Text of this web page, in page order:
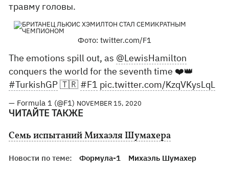
травму головы.
Фото: twitter.com/F1
The emotions spill out, as @LewisHamilton
conquers the world for the seventh time ❤️👑
#TurkishGP🇹🇷 #F1 pic.twitter.com/KzqVKysLqL
— Formula 1 (@F1) NOVEMBER 15, 2020
ЧИТАЙТЕ ТАКЖЕ
Семь испытаний Михаэля Шумахера
Новости по теме: Формула-1 Михаэль Шумахер